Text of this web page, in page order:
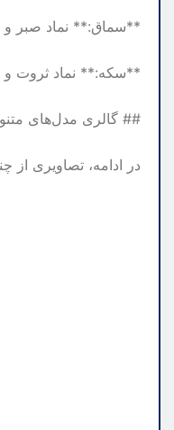
**سماق:** نماد صبر و
**سکه:** نماد ثروت و
## گالری مدل‌های
در ادامه، تصاویری